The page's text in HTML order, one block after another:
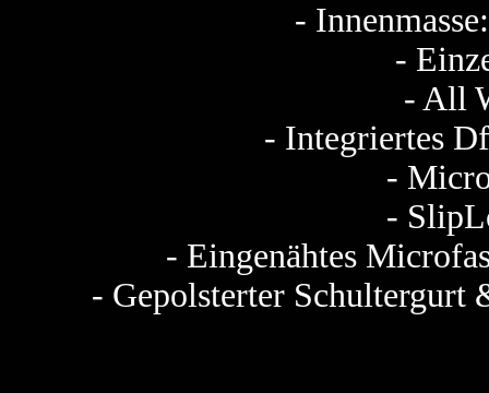
-
-
- All
- Integriertes
-
-
- Eingenähtes
- Gepolsterter Schultergurt